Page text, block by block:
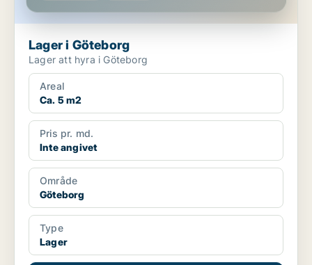
Lager i Göteborg
Lager att hyra i Göteborg
Areal
Ca. 5 m2
Pris pr. md.
Inte angivet
Område
Göteborg
Type
Lager